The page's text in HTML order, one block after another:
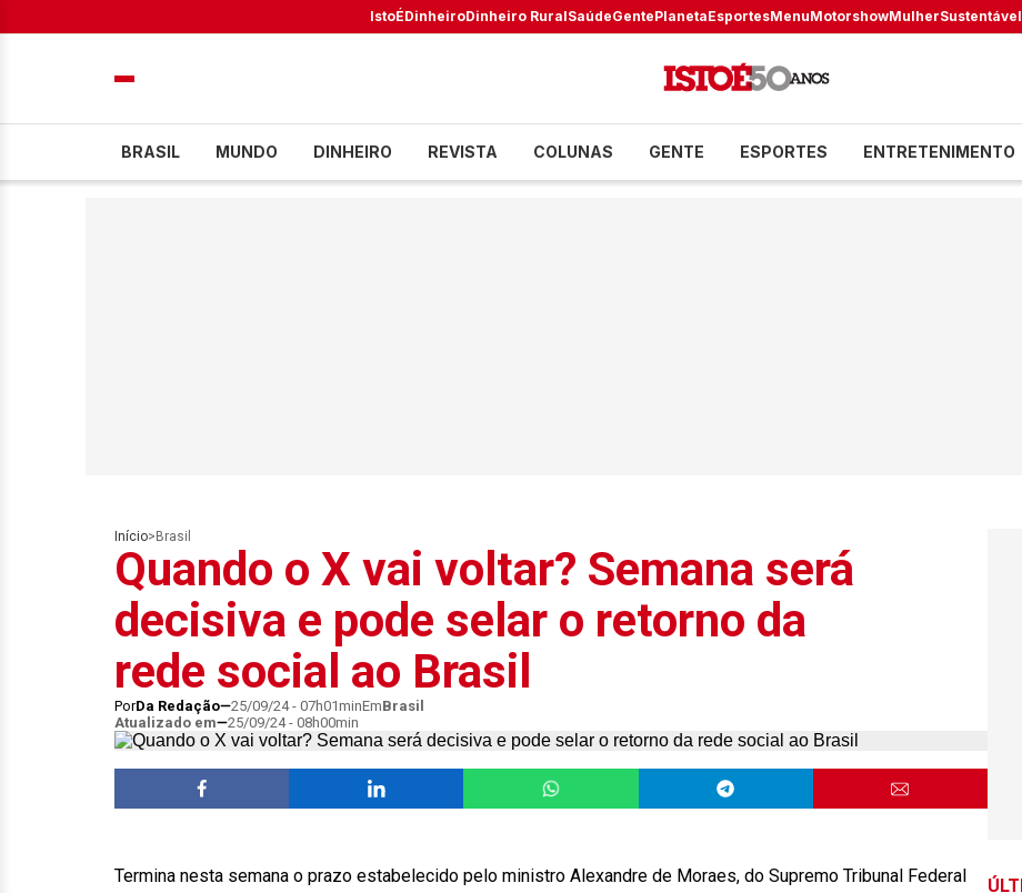
IstoÉDinheiroDinheiro RuralSaúdeGentePlanetaEsportesMenuMotorshowMulherSustentável
BRASIL MUNDO DINHEIRO REVISTA COLUNAS GENTE ESPORTES ENTRETENIMENTO
Início> Brasil
Quando o X vai voltar? Semana será
decisiva e pode selar o retorno da
rede social ao Brasil
PorDa Redação 25/09/24 - 07h01minEmBrasil
Atualizado em
25/09/24 - 08h00min
Termina nesta semana o prazo estabelecido pelo ministro Alexandre de Moraes, do Supremo Tribunal Federal